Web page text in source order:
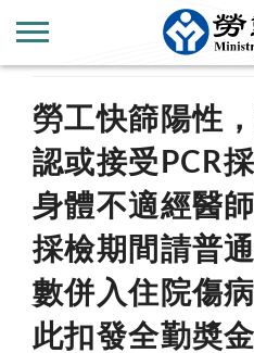
新聞公告 歷史
勞工快篩陽性
認或接受PCR
身體不適經醫
採檢期間請普
數併入住院傷
此扣發全勤奬金